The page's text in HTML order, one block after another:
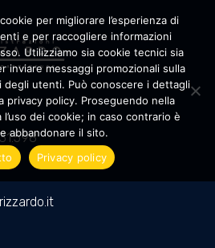
per migliorare l’esperienza di
e per raccogliere informazioni
Utilizziamo sia cookie tecnici sia
inviare messaggi promozionali sulla
degli utenti. Può conoscere i dettagli
privacy policy. Proseguendo nella
dei cookie; in caso contrario è
abbandonare il sito.
Privacy policy